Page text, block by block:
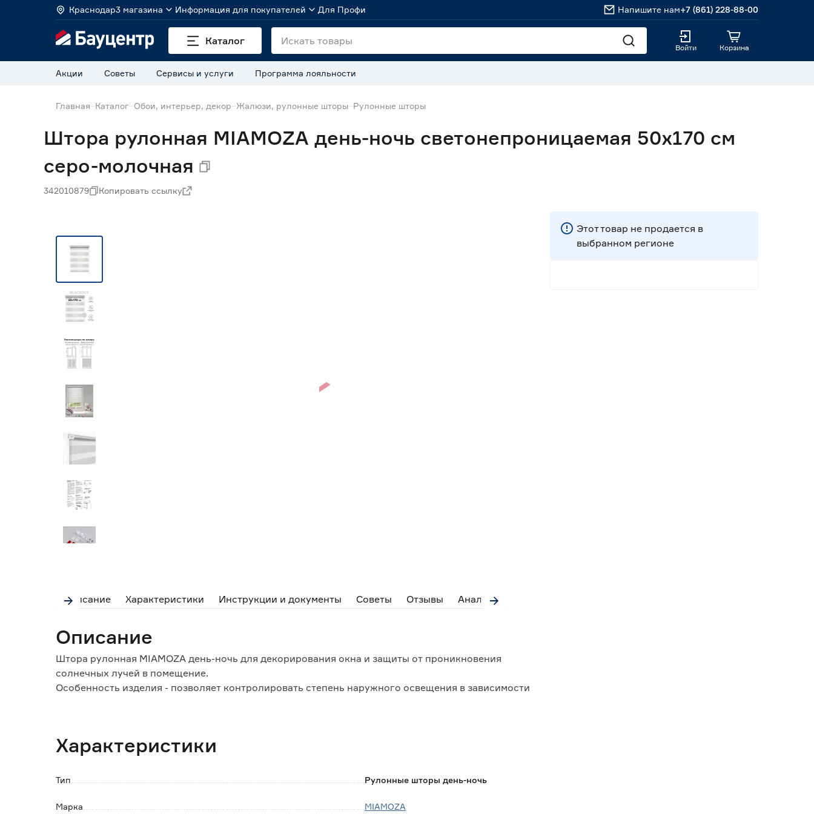
Краснодар3 магазина Информация для покупателей Для Профи Напишите нам+7 (861) 228-88-00
Каталог
Войти Корзина
Акции Советы Сервисы и услуги Программа лояльности
Главная Каталог Обои, интерьер, декор Жалюзи, рулонные шторы Рулонные шторы
Штора рулонная MIAMOZA день-ночь светонепроницаемая 50х170 см
серо-молочная
342010879 Копировать ссылку
Описание Характеристики Инструкции и документы Советы Отзывы Аналоги
Описание
Штора рулонная MIAMOZA день-ночь для декорирования окна и защиты от проникновения
солнечных лучей в помещение.
Особенность изделия - позволяет контролировать степень наружного освещения в зависимости
ограничивая доступ наружного света в комнату;
Отличие от обычных тканевых ролет - наличие двухслойного полотна.
полупрозрачного и непрозрачного материала.
Характеристики
Тип Рулонные шторы день-ночь
Марка MIAMOZA
Этот товар не продается в
выбранном регионе